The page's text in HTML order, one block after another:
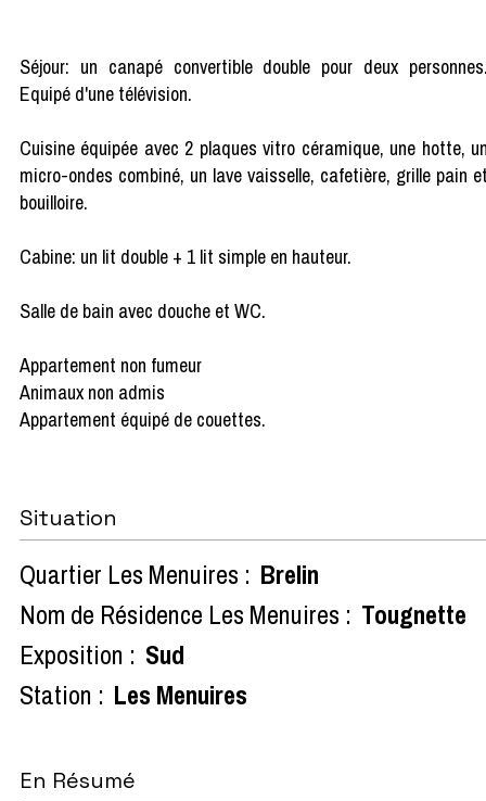
Séjour: un canapé convertible double pour deux
Equipé d'une télévision.
Cuisine équipée avec 2 plaques vitro céramique, une hotte,
micro-ondes combiné, un lave vaisselle, cafetière, grille pain
bouilloire.
Cabine: un lit double + 1 lit simple en hauteur.
Salle de bain avec douche et WC.
Appartement non fumeur
Animaux non admis
Appartement équipé de couettes.
Situation
Quartier Les Menuires : Brelin
Nom de Résidence Les Menuires : Tougnette
Exposition : Sud
Station : Les Menuires
En Résumé